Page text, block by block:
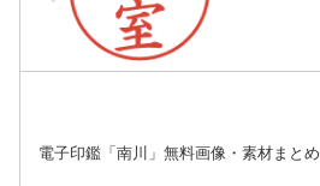
電子印鑑「南川」無料画像・素材まとめ